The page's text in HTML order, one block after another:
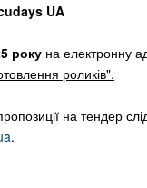
UA
року на електронну
роликів".
на тендер
.